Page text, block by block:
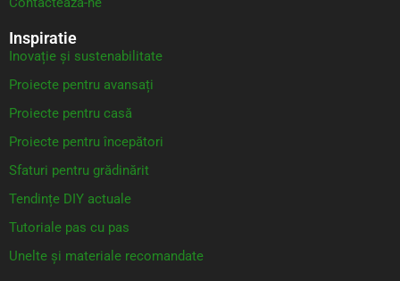
Inspiratie
Inovație și sustenabilitate
Proiecte pentru avansați
Proiecte pentru casă
Proiecte pentru începători
Sfaturi pentru grădinărit
Tendințe DIY actuale
Tutoriale pas cu pas
Unelte și materiale recomandate